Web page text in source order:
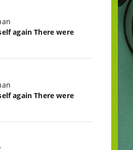
again There were
again There were